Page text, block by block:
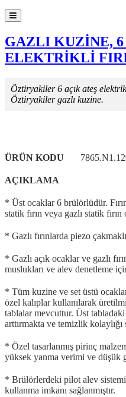
GAZLI KUZİNE, 6
ELEKTRİKLİ
Öztiryakiler 6 açık ateş
Öztiryakiler gazlı kuzine.
ÜRÜN KODU
AÇIKLAMA
* Üst ocaklar 6 brülörlüdür.
statik fırın veya gazlı statik
* Gazlı fırınlarda piezo
* Gazlı açık ocaklar ve gazlı
muslukları ve alev denetleme
* Tüm kuzine ve set üstü
özel kalıplar kullanılarak
tablalar mevcuttur. Üst tabladaki
arttırmakta ve temizlik kolaylığı
* Özel tasarlanmış pirinç
yüksek yanma verimi ve düşük
* Brülörlerdeki pilot alev sistemi
kullanma imkanı sağlanmıştır.